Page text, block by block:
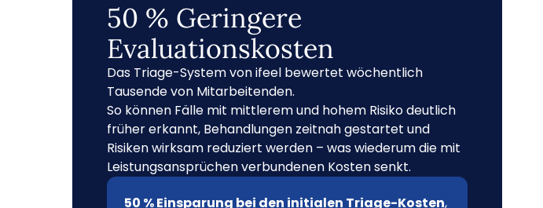
50 % Einsparung bei den initialen Triage-Kosten,
Das Triage-System von ifeel bewertet wöchentlich
Tausende von Mitarbeitenden.
So können Fälle mit mittlerem und hohem Risiko deutlich
früher erkannt, Behandlungen zeitnah gestartet und
Risiken wirksam reduziert werden – was wiederum die mit
Leistungsansprüchen verbundenen Kosten senkt.
50 % Geringere
Evaluationskosten